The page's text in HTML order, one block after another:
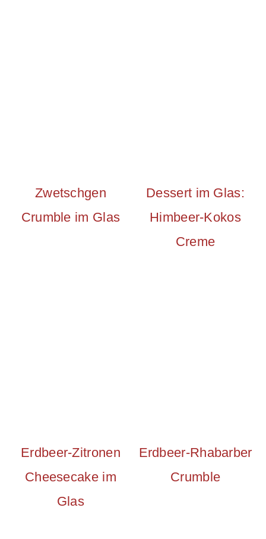
Zwetschgen
Crumble im Glas
Dessert im Glas:
Himbeer-Kokos
Creme
Erdbeer-Zitronen
Cheesecake im
Glas
Erdbeer-Rhabarber
Crumble